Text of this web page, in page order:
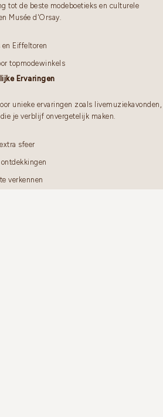
tot de beste modeboetieks en culturele
Musée d'Orsay.
Eiffeltoren
topmodewinkels
Ervaringen
unieke ervaringen zoals livemuziekavonden,
je verblijf onvergetelijk maken.
sfeer
verkennen